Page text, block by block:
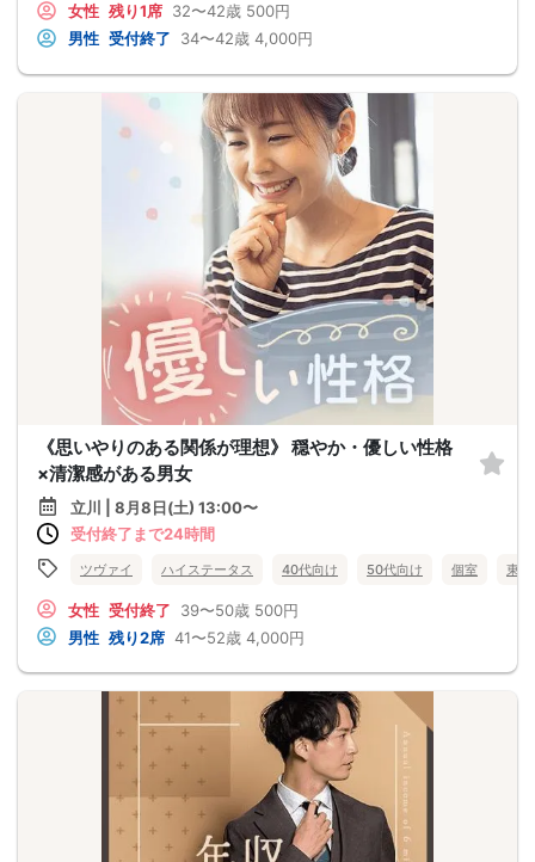
女性 残り1席 32〜42歳 500円
男性 受付終了 34〜42歳 4,000円
《思いやりのある関係が理想》 穏やか・優しい性格
×清潔感がある男女
立川 | 8月8日(土) 13:00〜
受付終了まで24時間
ツヴァイ ハイステータス 40代向け 50代向け 個室 東
女性 受付終了 39〜50歳 500円
男性 残り2席 41〜52歳 4,000円